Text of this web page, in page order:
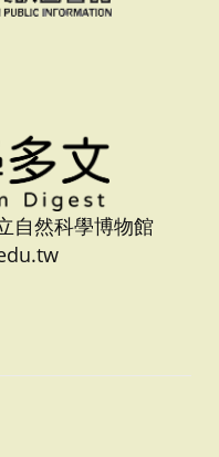
自然科學博物館